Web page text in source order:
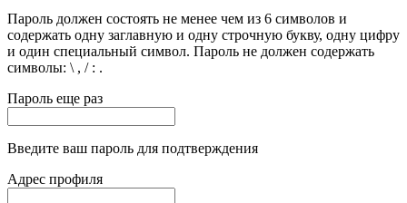
Пароль должен состоять не менее чем из 6 символов и
содержать одну заглавную и одну строчную букву, одну цифру
и один специальный символ. Пароль не должен содержать
символы: \ , / : .
Пароль еще раз
Введите ваш пароль для подтверждения
Адрес профиля